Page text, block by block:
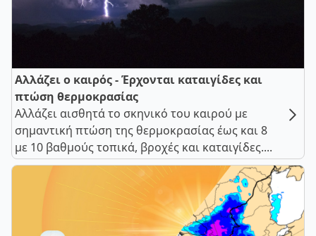
Αλλάζει ο καιρός - Έρχονται καταιγίδες και
πτώση θερμοκρασίας
Αλλάζει αισθητά το σκηνικό του καιρού με
σημαντική πτώση της θερμοκρασίας έως και 8
με 10 βαθμούς τοπικά, βροχές και καταιγίδες....